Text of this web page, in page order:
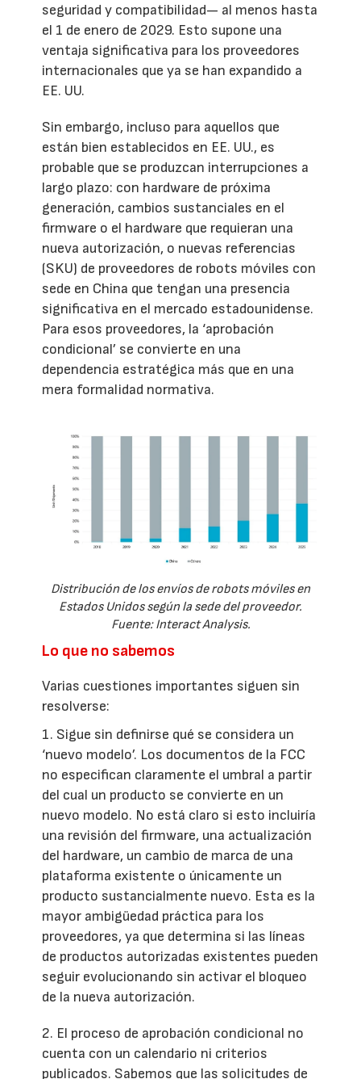
seguridad y compatibilidad— al menos hasta
el 1 de enero de 2029. Esto supone una
ventaja significativa para los proveedores
internacionales que ya se han expandido a
EE. UU.
Sin embargo, incluso para aquellos que
están bien establecidos en EE. UU., es
probable que se produzcan interrupciones a
largo plazo: con hardware de próxima
generación, cambios sustanciales en el
firmware o el hardware que requieran una
nueva autorización, o nuevas referencias
(SKU) de proveedores de robots móviles con
sede en China que tengan una presencia
significativa en el mercado estadounidense.
Para esos proveedores, la ‘aprobación
condicional’ se convierte en una
dependencia estratégica más que en una
mera formalidad normativa.
Distribución de los envíos de robots móviles en
Estados Unidos según la sede del proveedor.
Fuente: Interact Analysis.
Lo que no sabemos
Varias cuestiones importantes siguen sin
resolverse:
1. Sigue sin definirse qué se considera un
‘nuevo modelo’. Los documentos de la FCC
no especifican claramente el umbral a partir
del cual un producto se convierte en un
nuevo modelo. No está claro si esto incluiría
una revisión del firmware, una actualización
del hardware, un cambio de marca de una
plataforma existente o únicamente un
producto sustancialmente nuevo. Esta es la
mayor ambigüedad práctica para los
proveedores, ya que determina si las líneas
de productos autorizadas existentes pueden
seguir evolucionando sin activar el bloqueo
de la nueva autorización.
2. El proceso de aprobación condicional no
cuenta con un calendario ni criterios
publicados. Sabemos que las solicitudes de